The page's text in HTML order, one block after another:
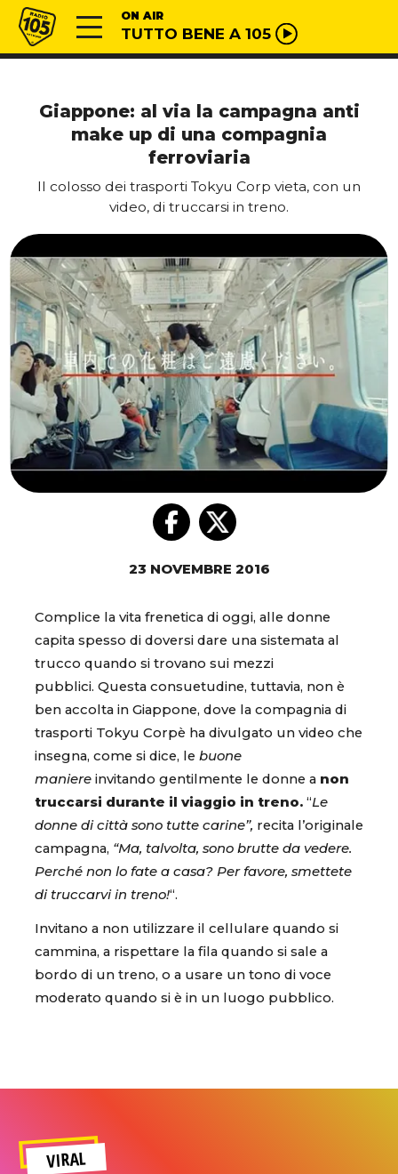
Vai al contenuto
Radio 105 ON AIR
TUTTO BENE A 105
Giappone: al via la campagna anti
make up di una compagnia
ferroviaria
Il colosso dei trasporti Tokyu Corp vieta, con un
video, di truccarsi in treno.
23 NOVEMBRE 2016
Complice la vita frenetica di oggi, alle donne
capita spesso di doversi dare una sistemata al
trucco quando si trovano sui mezzi
pubblici. Questa consuetudine, tuttavia, non è
ben accolta in Giappone, dove la compagnia di
trasporti Tokyu Corpè ha divulgato un video che
insegna, come si dice, le buone
maniere invitando gentilmente le donne a non
truccarsi durante il viaggio in treno. “Le
donne di città sono tutte carine”, recita l’originale
campagna, “Ma, talvolta, sono brutte da vedere.
Perché non lo fate a casa? Per favore, smettete
di truccarvi in treno!“.
Invitano a non utilizzare il cellulare quando si
cammina, a rispettare la fila quando si sale a
bordo di un treno, o a usare un tono di voce
moderato quando si è in un luogo pubblico.
VIRAL